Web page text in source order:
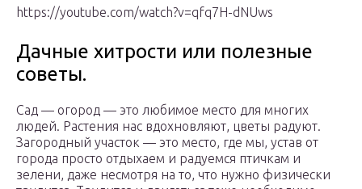
https://youtube.com/watch?v=qfq7H-dNUws
Дачные хитрости или полезные
советы.
Сад — огород — это любимое место для многих
людей. Растения нас вдохновляют, цветы радуют.
Загородный участок — это место, где мы, устав от
города просто отдыхаем и радуемся птичкам и
зелени, даже несмотря на то, что нужно физически